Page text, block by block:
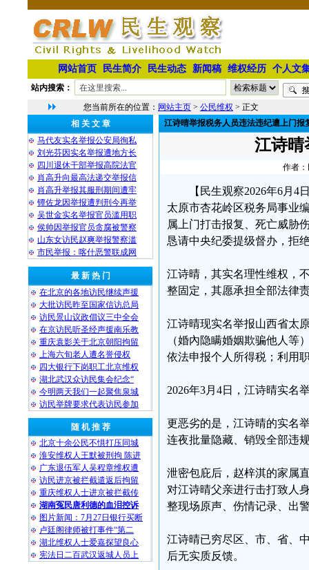
网站首页 民生简介 民生动态 新闻稿 维权经历 个人文
站内搜索：
您当前所在的位置： 网站主页 > 公民维权 > 正文
相 关 文 章
马代友实名举报公安局徇私
刘光芬因实名举报遭地方长
四川退休干部举报高院法官
肖高升向最高法递交举报信
肖高升举报其服刑期间遭牢
镡佐龙因举报遭判刑今再举
吴世金实名举报官员滥用职
侯帅因举报官员贪腐被警察
山东女访民赵爽举报警察滥
市民举报：喀什恶警联成网
最 新 热 门
在北京的各地访民继续声援
大批访民昨至国家信访总局
访民景山议政倡议三中全会
在京访民听圣经声援南乐教
重庆袁影关于北京朝阳拘留
上海六旬老人遭名誉侵权
四大银行下岗职工北京维权
湖北武汉众访民集会纪念“
今明两天我们一起聚焦泉城
访民举牌要求代表访民参加
随 机 推 荐
北京十余公民不惧打压同城
淮安维权人王默被刑拘 陈进
广东退伍军人吴程章维权遭
访民进京被拦截遣返后拘留
重庆维权人士进京被拦截传
湖南冤民唐利德的血泪控诉
图片新闻：7月27日银行买断
卢廷阁律师被打事件“第二
湖北维权人士爱嘉探望良心
宪法日二百武汉返城人员上
江诗晴举报税务人员违法违纪遭上门报
江诗晴
作者：
【民生观察2026年6月
太原市杏花岭区税务局事业
属上门打击报复、死亡威胁
恳请中央纪委提级督办，拒
江诗晴，其实名理性维权，
整固定，其愿承担全部法律
江诗晴现实名举报山西省太
（婚內隐瞒婚姻欺骗他人等
依法申报个人所得税；利用
2026年3月4日，江诗晴实名
更恶劣的是，江诗晴的实名
连夜批量隐藏、销毁全部违
泄密包庇后，赵梓淇的家属
对江诗晴父亲进行击打致人
整现场原声、伤情记录、出
江诗晴已穷尽区、市、省、
后无实质反馈。